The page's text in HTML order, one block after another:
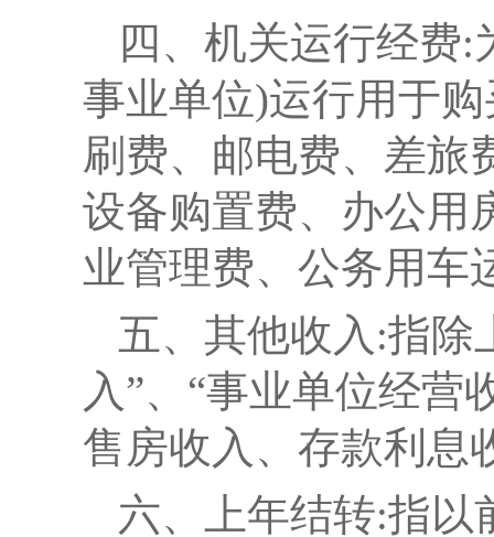
四、机关运行经费:
事业单位)运行用于
刷费、邮电费、差旅
设备购置费、办公用
业管理费、公务用车
五、其他收入:指除
入”、“事业单位经营
售房收入、存款利息
六、上年结转:指以